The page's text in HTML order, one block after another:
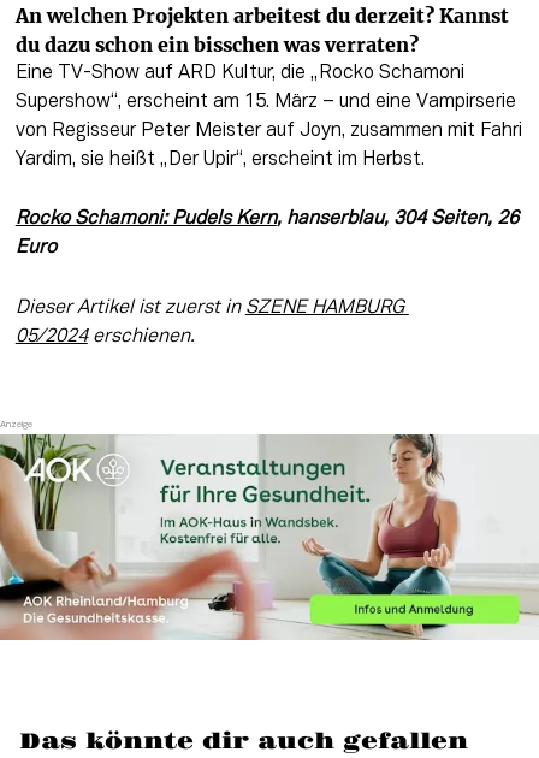
An welchen Projekten arbeitest du derzeit? Kannst
du dazu schon ein bisschen was verraten?
Eine TV-Show auf ARD Kultur, die „Rocko Schamoni
Supershow“, erscheint am 15. März – und eine Vampirserie
von Regisseur Peter Meister auf Joyn, zusammen mit Fahri
Yardim, sie heißt „Der Upir“, erscheint im Herbst.
Rocko Schamoni: Pudels Kern, hanserblau, 304 Seiten, 26
Euro
Dieser Artikel ist zuerst in SZENE HAMBURG
05/2024 erschienen.
Das könnte dir auch gefallen